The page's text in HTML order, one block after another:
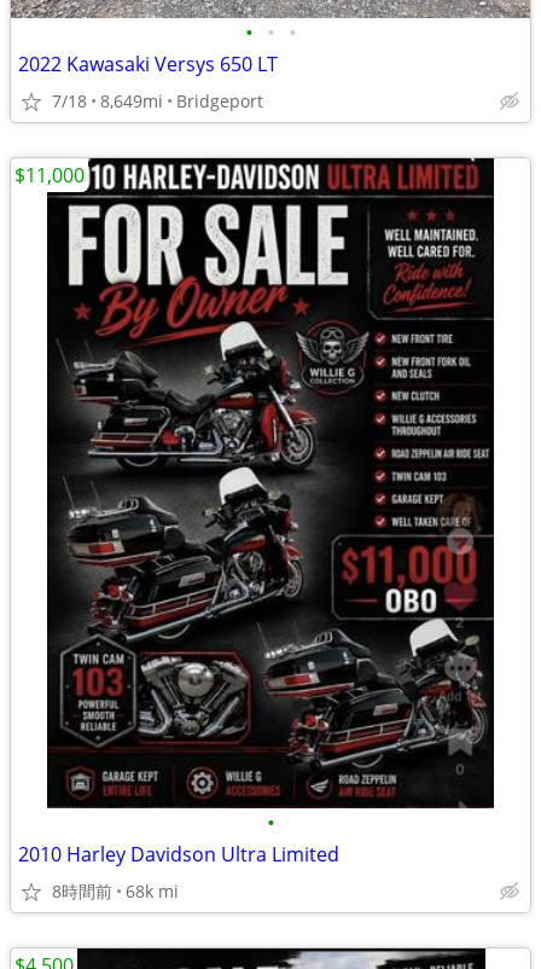
• • •
2022 Kawasaki Versys 650 LT
7/18 8,649mi Bridgeport
•
2010 Harley Davidson Ultra Limited
8時間前 68k mi
$11,000